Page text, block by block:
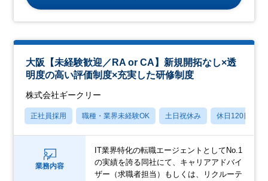
大阪【未経験歓迎／RA or CA】新規開拓なし×透
明度の高い評価制度×充実した研修制度
株式会社ギークリー
正社員採用 職種・業界未経験OK 土日祝休み 休日120日以上
業務内容
IT業界特化の転職エージェントとしてNo.1
の実績を誇る同社にて、キャリアアドバイ
ザー（求職者担当）もしくは、リクルーテ